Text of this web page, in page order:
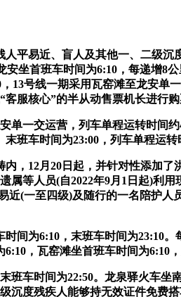
易近、盲人及其他一、二级沉
安坐首班车时间为6:10，每递增8
13号线一期采用瓦窑滩至龙安单
服核心”的半从动售票机长进行
一交运营，列车单程运转时间约
班车时间为23:00，列车单程运
12月20日起，并针对性添加了
属等人员(自2022年9月1日起)利
近(一至四级)及随行的一名陪护
为6:10，末班车时间为23:10。
，瓦窑滩坐首班车时间为6:10
车时间为22:50。龙泉驿火车坐
沉度残疾人能够持无效证件免费